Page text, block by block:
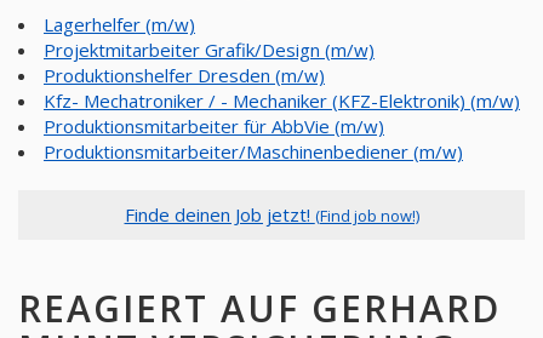
Lagerhelfer (m/w)
Projektmitarbeiter Grafik/Design (m/w)
Produktionshelfer Dresden (m/w)
Kfz- Mechatroniker / - Mechaniker (KFZ-Elektronik) (m/w)
Produktionsmitarbeiter für AbbVie (m/w)
Produktionsmitarbeiter/Maschinenbediener (m/w)
Finde deinen Job jetzt! (Find job now!)
REAGIERT AUF GERHARD